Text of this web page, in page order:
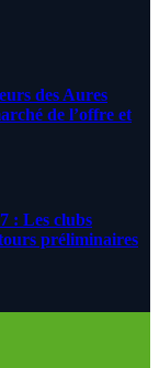
des Aures
de l’offre et
: Les clubs
préliminaires